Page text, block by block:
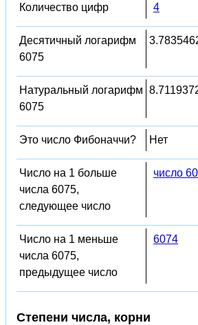
Количество цифр 4
Десятичный логарифм
6075
Натуральный логарифм
6075
Это число Фибоначчи? Нет
Число на 1 больше
числа 6075,
следующее число
число
Число на 1 меньше
числа 6075,
предыдущее число
6074
Степени числа, корни